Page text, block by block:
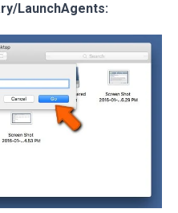
LaunchAgents: